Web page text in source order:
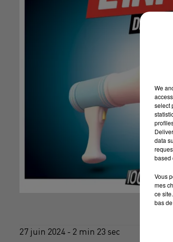
27 juin 2024 - 2 min 23 sec
We
select
data
based
Vous
mes
ce
bas